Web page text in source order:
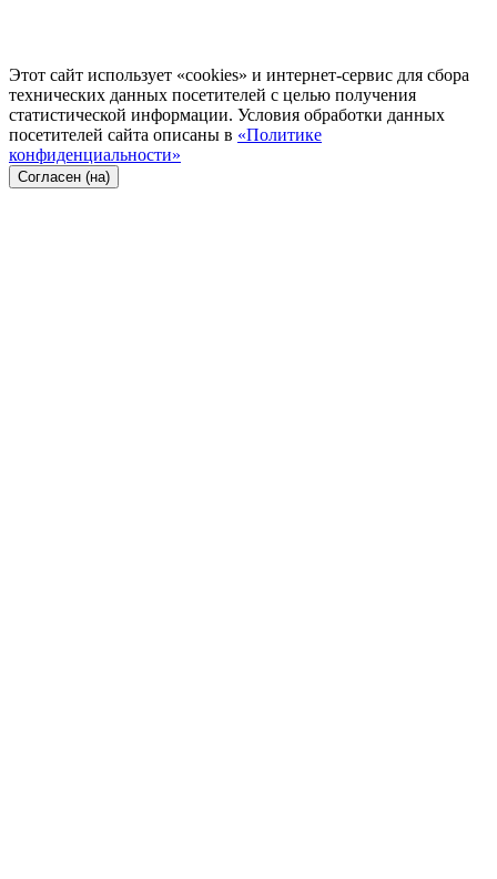
Этот сайт использует «cookies» и интернет-сервис для сбора
технических данных посетителей с целью получения
статистической информации. Условия обработки данных
посетителей сайта описаны в «Политике
конфиденциальности»
Согласен (на)